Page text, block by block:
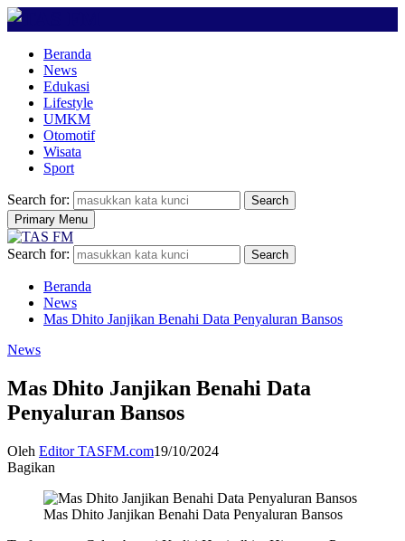
Beranda
News
Edukasi
Lifestyle
UMKM
Otomotif
Wisata
Sport
Search for:
Search
Primary Menu
Search for: Search
Beranda
News
Mas Dhito Janjikan Benahi Data Penyaluran Bansos
News
Mas Dhito Janjikan Benahi Data
Penyaluran Bansos
Oleh Editor TASFM.com19/10/2024
Bagikan
Mas Dhito Janjikan Benahi Data Penyaluran Bansos